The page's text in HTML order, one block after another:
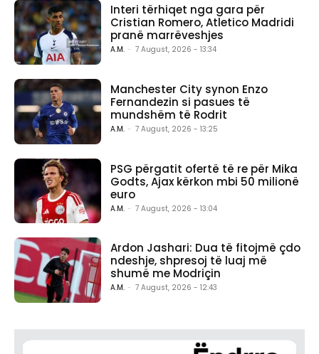
Interi tërhiqet nga gara për
Cristian Romero, Atletico Madridi
pranë marrëveshjes
A.M. - 7 August, 2026 - 13:34
Manchester City synon Enzo
Fernandezin si pasues të
mundshëm të Rodrit
A.M. - 7 August, 2026 - 13:25
PSG përgatit ofertë të re për Mika
Godts, Ajax kërkon mbi 50 milionë
euro
A.M. - 7 August, 2026 - 13:04
Ardon Jashari: Dua të fitojmë çdo
ndeshje, shpresoj të luaj më
shumë me Modriçin
A.M. - 7 August, 2026 - 12:43